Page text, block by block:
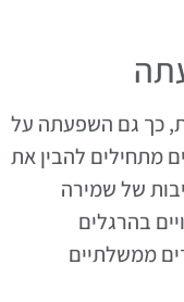
כך גם השפעתה על
מתחילים להבין את
של שמירה
בהרגלים
ממשלתיים